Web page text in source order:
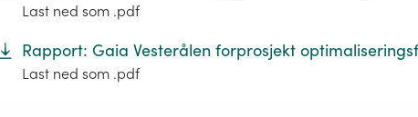
Last ned som .pdf
Rapport: Gaia Vesterålen forprosjekt
Last ned som .pdf